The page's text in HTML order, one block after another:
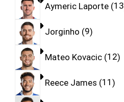
Aymeric Laporte 13
Jorginho 9
Mateo Kovacic 12
Reece James 11